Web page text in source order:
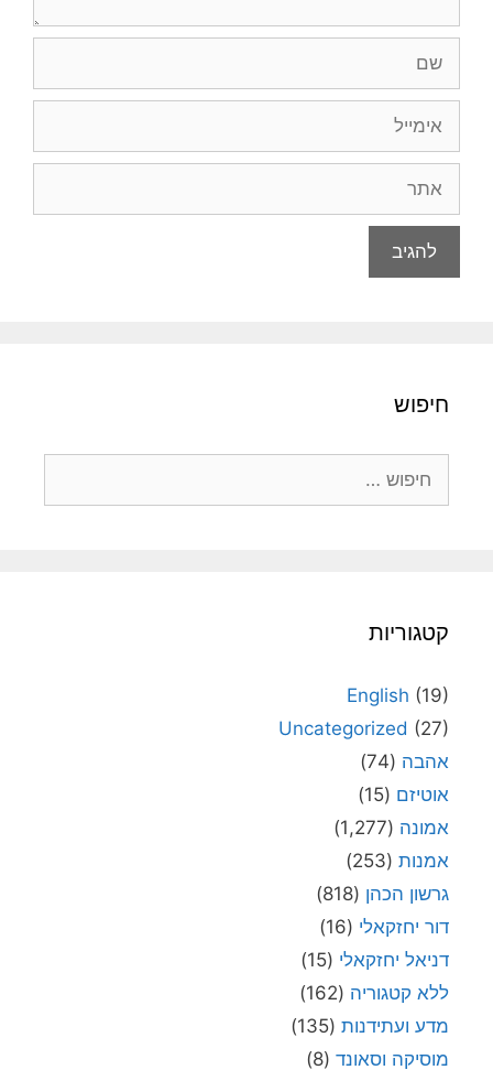
חיפוש
קטגוריות
English (19)
Uncategorized (27)
אהבה (74)
אוטיזם (15)
אמונה (1,277)
אמנות (253)
גרשון הכהן (818)
דור יחזקאלי (16)
דניאל יחזקאלי (15)
ללא קטגוריה (162)
מדע ועתידנות (135)
מוסיקה וסאונד (8)